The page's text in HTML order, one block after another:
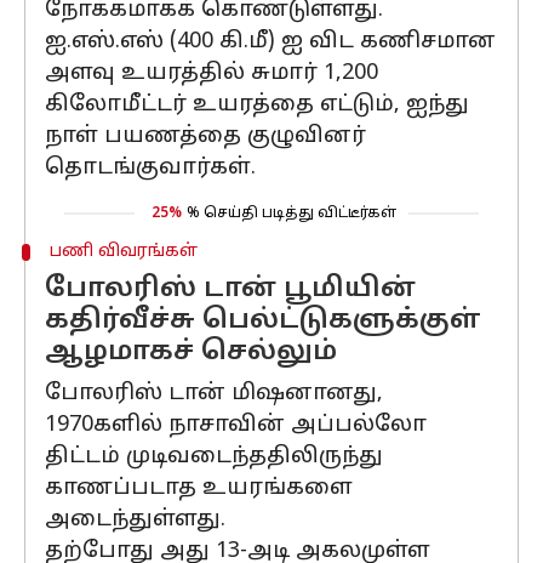
நோக்கமாகக் கொண்டுள்ளது.
ஐ.எஸ்.எஸ் (400 கி.மீ) ஐ விட கணிசமான
அளவு உயரத்தில் சுமார் 1,200
கிலோமீட்டர் உயரத்தை எட்டும், ஐந்து
நாள் பயணத்தை குழுவினர்
தொடங்குவார்கள்.
25% % செய்தி படித்து விட்டீர்கள்
பணி விவரங்கள்
போலரிஸ் டான் பூமியின்
கதிர்வீச்சு பெல்ட்டுகளுக்குள்
ஆழமாகச் செல்லும்
போலரிஸ் டான் மிஷனானது,
1970களில் நாசாவின் அப்பல்லோ
திட்டம் முடிவடைந்ததிலிருந்து
காணப்படாத உயரங்களை
அடைந்துள்ளது.
தற்போது அது 13-அடி அகலமுள்ள